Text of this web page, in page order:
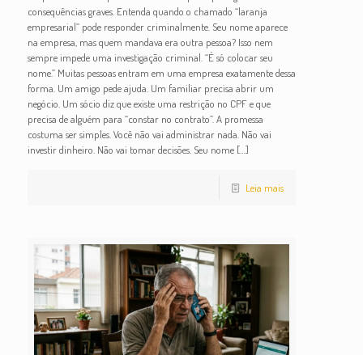
consequências graves. Entenda quando o chamado “laranja
empresarial” pode responder criminalmente. Seu nome aparece
na empresa, mas quem mandava era outra pessoa? Isso nem
sempre impede uma investigação criminal. “É só colocar seu
nome.” Muitas pessoas entram em uma empresa exatamente dessa
forma. Um amigo pede ajuda. Um familiar precisa abrir um
negócio. Um sócio diz que existe uma restrição no CPF e que
precisa de alguém para “constar no contrato”. A promessa
costuma ser simples. Você não vai administrar nada. Não vai
investir dinheiro. Não vai tomar decisões. Seu nome[…]
Leia mais